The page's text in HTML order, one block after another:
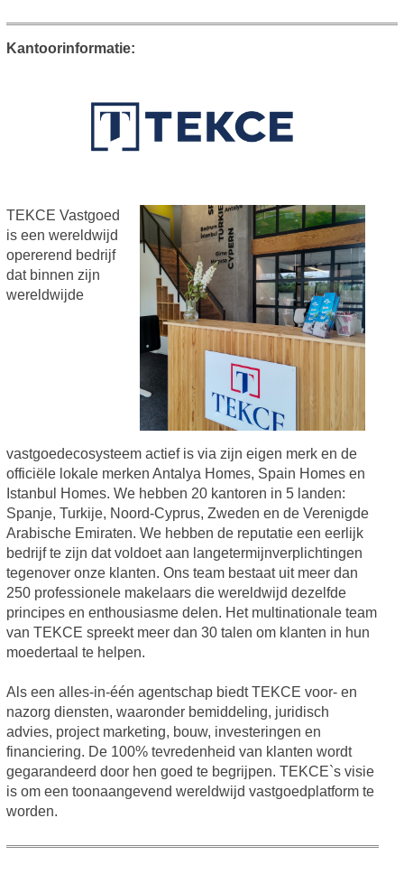
Kantoorinformatie:
TEKCE Vastgoed
is een wereldwijd
opererend bedrijf
dat binnen zijn
wereldwijde
vastgoedecosysteem actief is via zijn eigen merk en de
officiële lokale merken Antalya Homes, Spain Homes en
Istanbul Homes. We hebben 20 kantoren in 5 landen:
Spanje, Turkije, Noord-Cyprus, Zweden en de Verenigde
Arabische Emiraten. We hebben de reputatie een eerlijk
bedrijf te zijn dat voldoet aan langetermijnverplichtingen
tegenover onze klanten. Ons team bestaat uit meer dan
250 professionele makelaars die wereldwijd dezelfde
principes en enthousiasme delen. Het multinationale team
van TEKCE spreekt meer dan 30 talen om klanten in hun
moedertaal te helpen.
Als een alles-in-één agentschap biedt TEKCE voor- en
nazorg diensten, waaronder bemiddeling, juridisch
advies, project marketing, bouw, investeringen en
financiering. De 100% tevredenheid van klanten wordt
gegarandeerd door hen goed te begrijpen. TEKCE`s visie
is om een toonaangevend wereldwijd vastgoedplatform te
worden.